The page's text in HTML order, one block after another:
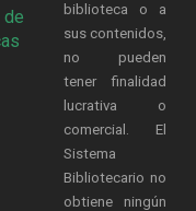
de
biblioteca o a
sus contenidos,
no pueden
tener finalidad
lucrativa o
comercial. El
Sistema
Bibliotecario no
obtiene ningún